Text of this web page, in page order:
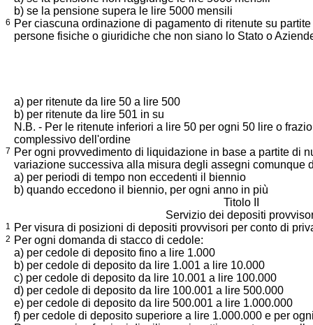
b) se la pensione supera le lire 5000 mensili
6 Per ciascuna ordinazione di pagamento di ritenute su
persone fisiche o giuridiche che non siano lo Stato o
a) per ritenute da lire 50 a lire 500
b) per ritenute da lire 501 in su
N.B. - Per le ritenute inferiori a lire 50 per ogni 50 lire o
complessivo dell'ordine
7 Per ogni provvedimento di liquidazione in base a partite di
variazione successiva alla misura degli assegni comunque
a) per periodi di tempo non eccedenti il biennio
b) quando eccedono il biennio, per ogni anno in più
Titolo II
Servizio dei depositi
1 Per visura di posizioni di depositi provvisori per conto di
2 Per ogni domanda di stacco di cedole:
a) per cedole di deposito fino a lire 1.000
b) per cedole di deposito da lire 1.001 a lire 10.000
c) per cedole di deposito da lire 10.001 a lire 100.000
d) per cedole di deposito da lire 100.001 a lire 500.000
e) per cedole di deposito da lire 500.001 a lire 1.000.000
f) per cedole di deposito superiore a lire 1.000.000 e per